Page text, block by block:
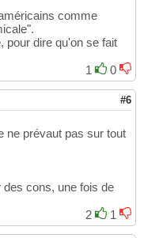
comme
pour dire qu'on se fait
1
0
#6
ne prévaut pas sur tout
cons, une fois de
2
1